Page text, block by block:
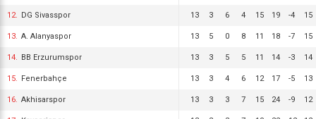
12. DG Sivasspor 13 3 6 4 15 19 -4 15
13. A. Alanyaspor 13 5 0 8 11 18 -7 15
14. BB Erzurumspor 13 3 5 5 11 14 -3 14
15. Fenerbahçe 13 3 4 6 12 17 -5 13
16. Akhisarspor 13 3 3 7 15 24 -9 12